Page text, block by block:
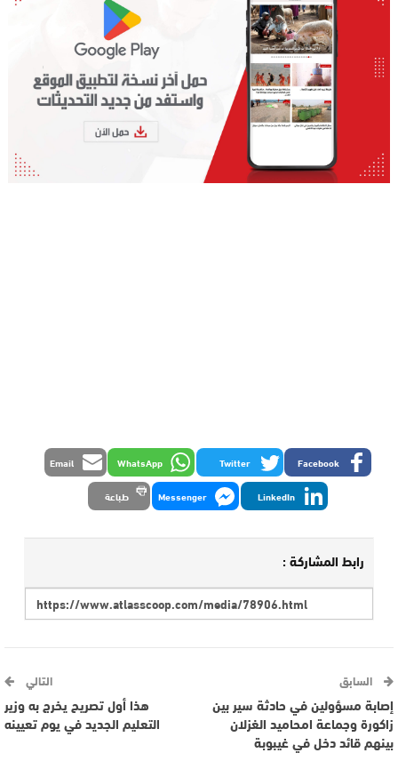
Facebook
Twitter
WhatsApp
Email
LinkedIn
Messenger طباعة
رابط المشاركة :
السابق
إصابة مسؤولين في حادثة سير بين
زاكورة وجماعة امحاميد الغزلان
بينهم قائد دخل في غيبوبة
التالي
هذا أول تصريح يخرج به وزير
التعليم الجديد في يوم تعيينه